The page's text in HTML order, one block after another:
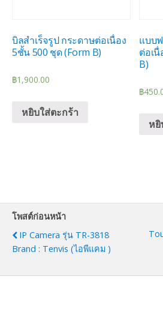
บิลสำเร็จรูป กระดาษต่อเนื่อง
5ชั้น 500 ชุด (Form B)
฿1,900.00
หยิบใส่ตะกร้า
แบบ
ต่อเ
B)
฿
หยิ
โพสต์ก่อนหน้า
IP Camera รุ่น TR-3818
Brand : Tenvis (ไอพีแคม )